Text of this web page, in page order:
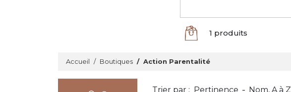
1 produits
Accueil Boutiques Action Parentalité
Trier par : Pertinence Nom, A à Z